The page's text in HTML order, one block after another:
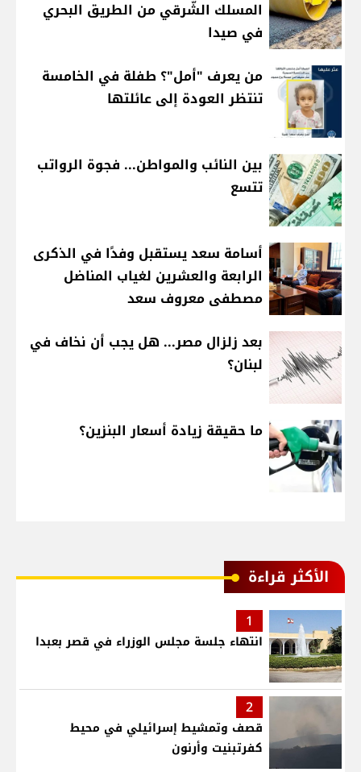
المسلك الشّرقي من الطريق البحري
في صيدا
من يعرف "أمل"؟ طفلة في الخامسة
تنتظر العودة إلى عائلتها
بين النائب والمواطن... فجوة الرواتب
تتسع
أسامة سعد يستقبل وفدًا في الذكرى
الرابعة والعشرين لغياب المناضل
مصطفى معروف سعد
بعد زلزال مصر... هل يجب أن نخاف في
لبنان؟
ما حقيقة زيادة أسعار البنزين؟
الأكثر قراءة
1
انتهاء جلسة مجلس الوزراء في قصر بعبدا
2
قصف وتمشيط إسرائيلي في محيط
كفرتبنيت وأرنون